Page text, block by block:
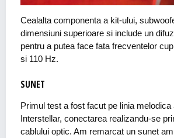
Cealalta componenta a kit-ului,
dimensiuni superioare si include un
pentru a putea face fata frecventelor
si 110 Hz.
SUNET
Primul test a fost facut pe linia melodica
Interstellar, conectarea realizandu-se
cablului optic. Am remarcat un sunet